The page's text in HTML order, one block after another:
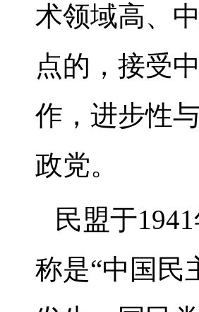
术领域高、
点的，接受
作，进步性
政党。
民盟于
称是“中国民